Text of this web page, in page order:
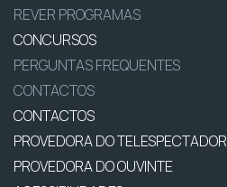
REVER PROGRAMAS
CONCURSOS
PERGUNTAS FREQUENTES
CONTACTOS
CONTACTOS
PROVEDORA DO TELESPECTADOR
PROVEDORA DO OUVINTE